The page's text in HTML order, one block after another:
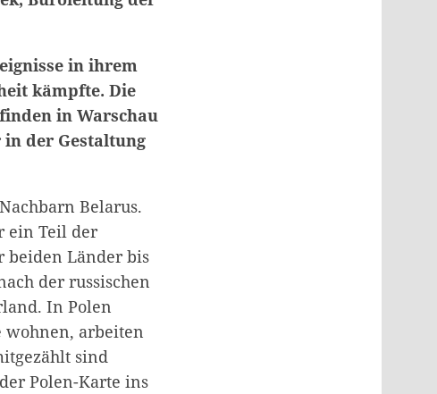
in ihrem
kämpfte. Die
in Warschau
der Gestaltung
Belarus.
ein Teil der
beiden Länder bis
der russischen
In Polen
wohnen, arbeiten
sind
Polen-Karte ins